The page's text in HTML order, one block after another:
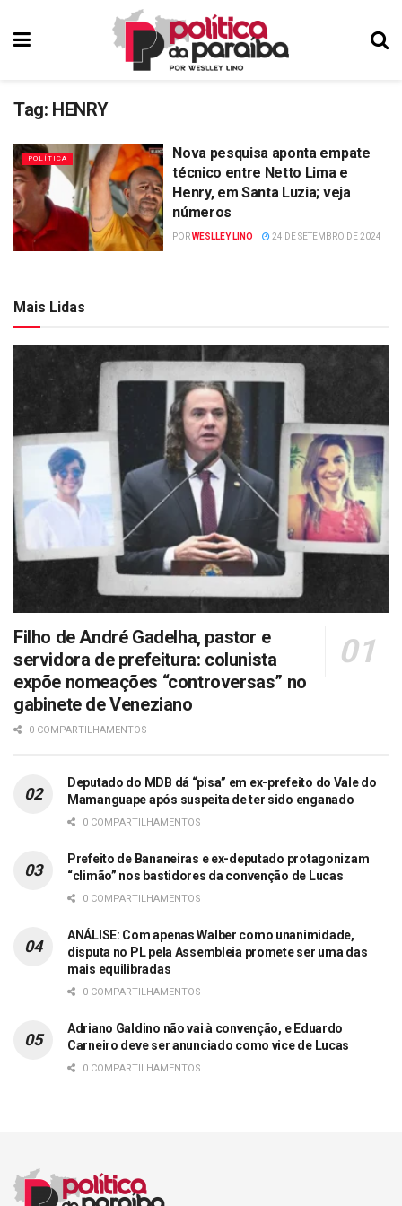
Tag: HENRY
POLÍTICA
Nova pesquisa aponta empate
técnico entre Netto Lima e
Henry, em Santa Luzia; veja
números
PORWESLLEY LINO 24 DE SETEMBRO DE 2024
Mais Lidas
Filho de André Gadelha, pastor e
servidora de prefeitura: colunista
expõe nomeações “controversas” no
gabinete de Veneziano
0 COMPARTILHAMENTOS
Deputado do MDB dá “pisa” em ex-prefeito do Vale do
Mamanguape após suspeita de ter sido enganado
0 COMPARTILHAMENTOS
Prefeito de Bananeiras e ex-deputado protagonizam
“climão” nos bastidores da convenção de Lucas
0 COMPARTILHAMENTOS
ANÁLISE: Com apenas Walber como unanimidade,
disputa no PL pela Assembleia promete ser uma das
mais equilibradas
0 COMPARTILHAMENTOS
Adriano Galdino não vai à convenção, e Eduardo
Carneiro deve ser anunciado como vice de Lucas
0 COMPARTILHAMENTOS